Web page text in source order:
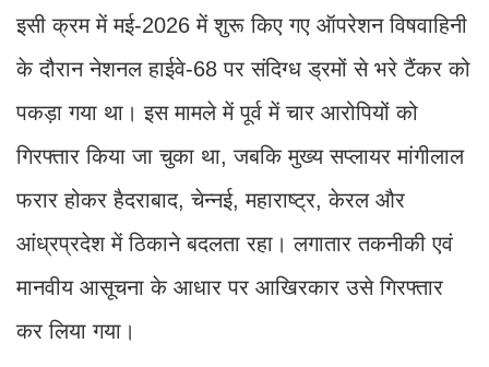
इसी क्रम में मई-2026 में शुरू किए गए ऑपरेशन विषवाहिनी
के दौरान नेशनल हाईवे-68 पर संदिग्ध ड्रमों से भरे टैंकर को
पकड़ा गया था। इस मामले में पूर्व में चार आरोपियों को
गिरफ्तार किया जा चुका था, जबकि मुख्य सप्लायर मांगीलाल
फरार होकर हैदराबाद, चेन्नई, महाराष्ट्र, केरल और
आंध्रप्रदेश में ठिकाने बदलता रहा। लगातार तकनीकी एवं
मानवीय आसूचना के आधार पर आखिरकार उसे गिरफ्तार
कर लिया गया।